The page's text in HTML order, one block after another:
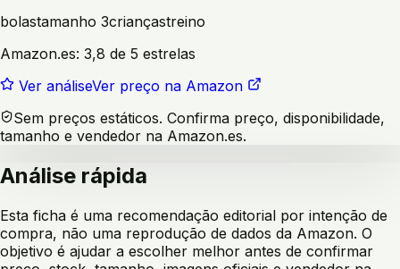
bolastamanho 3criançastreino
Amazon.es: 3,8 de 5 estrelas
Ver análiseVer preço na Amazon
Sem preços estáticos. Confirma preço, disponibilidade,
tamanho e vendedor na Amazon.es.
Análise rápida
Esta ficha é uma recomendação editorial por intenção de
compra, não uma reprodução de dados da Amazon. O
objetivo é ajudar a escolher melhor antes de confirmar